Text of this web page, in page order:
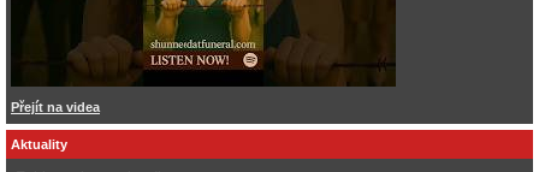
Přejít na videa
Aktuality